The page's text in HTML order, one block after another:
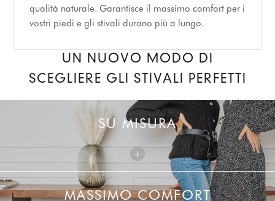
qualità naturale. Garantisce il massimo comfort per i
vostri piedi e gli stivali durano più a lungo.
UN NUOVO MODO DI
SCEGLIERE GLI STIVALI PERFETTI
SU MISURA
+
MASSIMO COMFORT